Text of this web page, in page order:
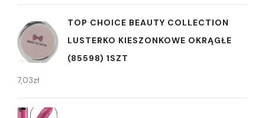
TOP CHOICE BEAUTY COLLECTION
LUSTERKO KIESZONKOWE OKRĄGŁE
(85598) 1SZT
7,03zł